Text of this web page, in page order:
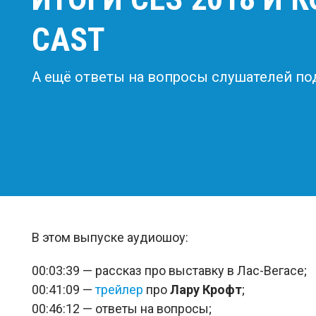
CAST
А ещё ответы на вопросы слушателей
В этом выпуске аудиошоу:
00:03:39 — рассказ про выставку в Лас-Вегасе;
00:41:09 —трейлер проЛару Крофт;
00:46:12 — ответы на вопросы;